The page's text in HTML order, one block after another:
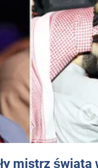
mistrz świata